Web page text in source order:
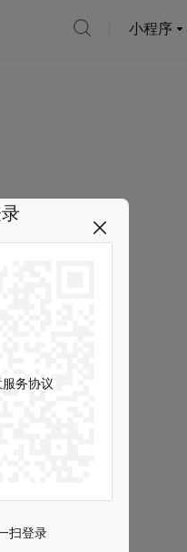
小程序
务协议
扫登录